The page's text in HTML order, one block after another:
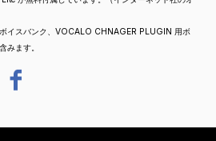
イスバンク、VOCALO CHNAGER PLUGIN 用ボ
みます。